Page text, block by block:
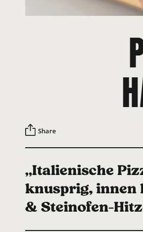
Share
„Italienische
knusprig, innen
& Steinofen-